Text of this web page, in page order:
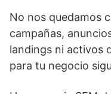
No nos quedamos
campañas,
landings ni activos
para tu negocio